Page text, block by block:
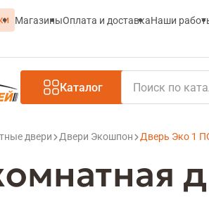
МагазиныОплата и доставкаНаши
Каталог
двери Двери Экошпон Дверь Эко 1